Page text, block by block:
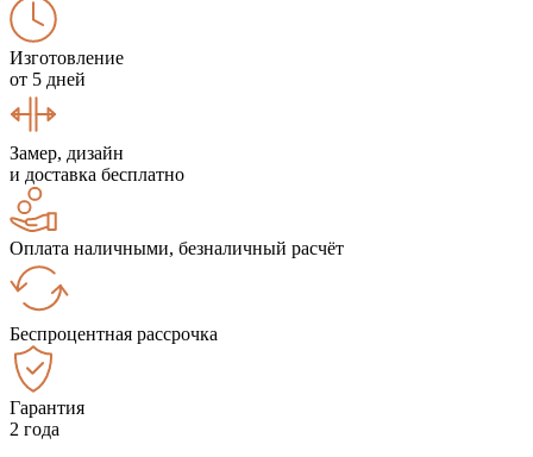
Изготовление
от 5 дней
Замер, дизайн
и доставка бесплатно
Оплата наличными, безналичный расчёт
Беспроцентная рассрочка
Гарантия
2 года